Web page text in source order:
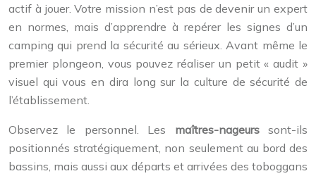
actif à jouer. Votre mission n’est pas de devenir un expert
en normes, mais d’apprendre à repérer les signes d’un
camping qui prend la sécurité au sérieux. Avant même le
premier plongeon, vous pouvez réaliser un petit « audit »
visuel qui vous en dira long sur la culture de sécurité de
l’établissement.
Observez le personnel. Les maîtres-nageurssont-ils
positionnés stratégiquement, non seulement au bord des
bassins, mais aussi aux départs et arrivées des toboggans